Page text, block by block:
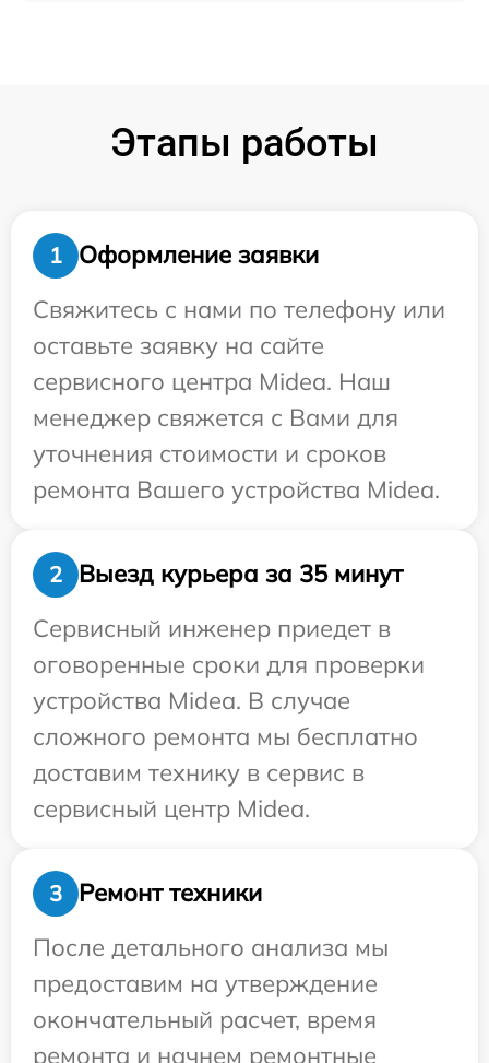
Этапы работы
1
Оформление заявки
Свяжитесь с нами по телефону или
оставьте заявку на сайте
сервисного центра Midea. Наш
менеджер свяжется с Вами для
уточнения стоимости и сроков
ремонта Вашего устройства Midea.
2
Выезд курьера за 35 минут
Сервисный инженер приедет в
оговоренные сроки для проверки
устройства Midea. В случае
сложного ремонта мы бесплатно
доставим технику в сервис в
сервисный центр Midea.
3
Ремонт техники
После детального анализа мы
предоставим на утверждение
окончательный расчет, время
ремонта и начнем ремонтные